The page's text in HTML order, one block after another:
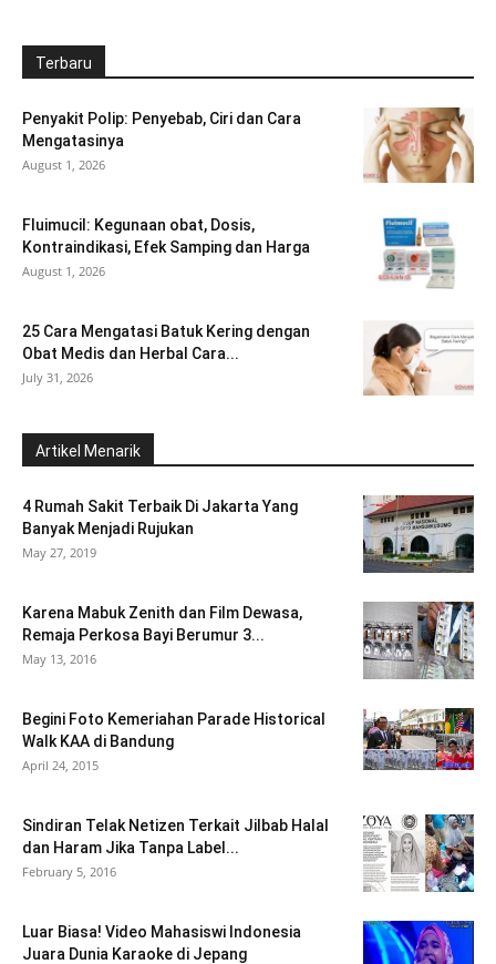
Terbaru
Penyakit Polip: Penyebab, Ciri dan Cara
Mengatasinya
August 1, 2026
Fluimucil: Kegunaan obat, Dosis,
Kontraindikasi, Efek Samping dan Harga
August 1, 2026
25 Cara Mengatasi Batuk Kering dengan
Obat Medis dan Herbal Cara...
July 31, 2026
Artikel Menarik
4 Rumah Sakit Terbaik Di Jakarta Yang
Banyak Menjadi Rujukan
May 27, 2019
Karena Mabuk Zenith dan Film Dewasa,
Remaja Perkosa Bayi Berumur 3...
May 13, 2016
Begini Foto Kemeriahan Parade Historical
Walk KAA di Bandung
April 24, 2015
Sindiran Telak Netizen Terkait Jilbab Halal
dan Haram Jika Tanpa Label...
February 5, 2016
Luar Biasa! Video Mahasiswi Indonesia
Juara Dunia Karaoke di Jepang